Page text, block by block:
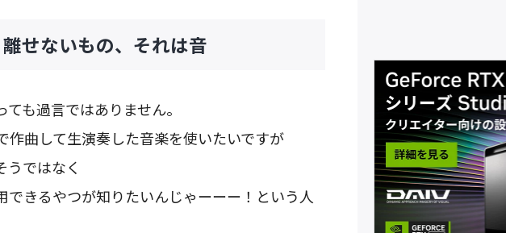
せないもの、それは音
も過言ではありません。
曲して生演奏した音楽を使いたいですが
うではなく
きるやつが知りたいんじゃーーー！という人